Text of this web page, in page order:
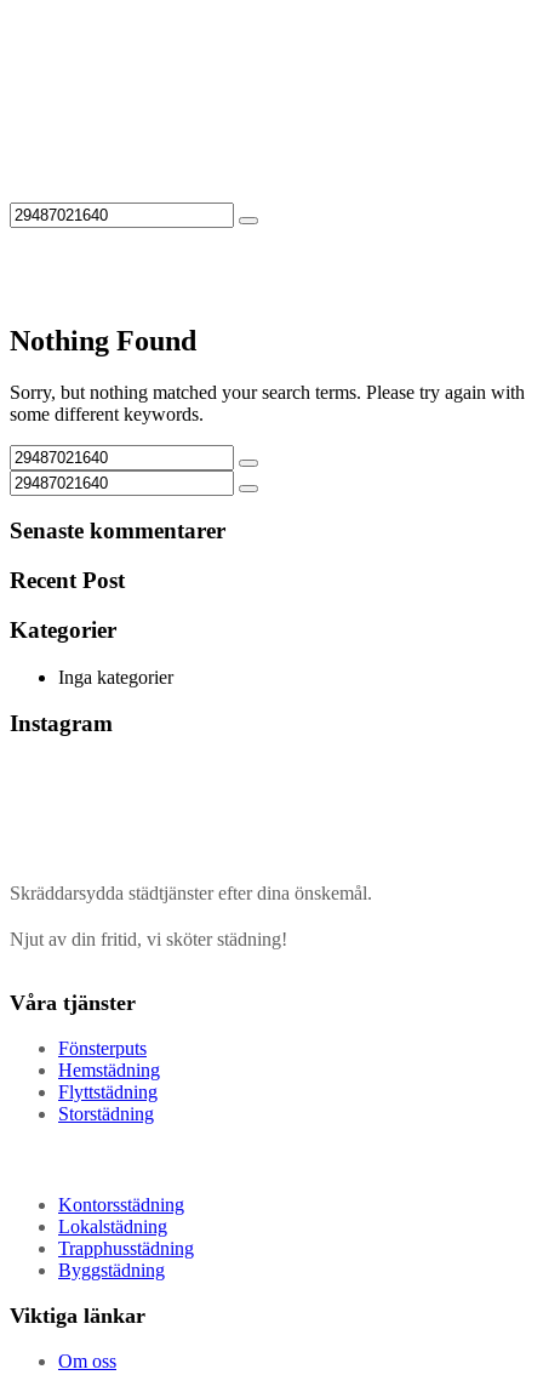
Nothing Found
Sorry, but nothing matched your search terms. Please try again with
some different keywords.
Senaste kommentarer
Recent Post
Kategorier
Inga kategorier
Instagram
Skräddarsydda städtjänster efter dina önskemål.
Njut av din fritid, vi sköter städning!
Våra tjänster
Fönsterputs
Hemstädning
Flyttstädning
Storstädning
Kontorsstädning
Lokalstädning
Trapphusstädning
Byggstädning
Viktiga länkar
Om oss